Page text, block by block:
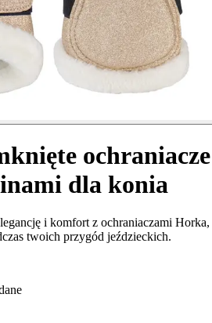
ochraniacze
dla konia
i komfort z ochraniaczami Horka,
twoich przygód jeździeckich.